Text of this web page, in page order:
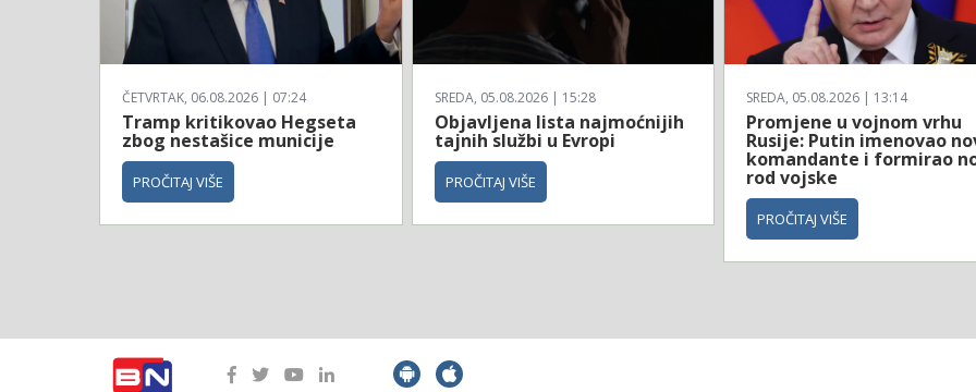
ČETVRTAK, 06.08.2026 | 07:24
Tramp kritikovao Hegseta
zbog nestašice municije
PROČITAJ VIŠE
SREDA, 05.08.2026 | 15:28
Objavljena lista najmoćnijih
tajnih službi u Evropi
PROČITAJ VIŠE
SREDA, 05.08.2026 | 13:14
Promjene u vojnom vrhu
Rusije: Putin imenovao
komandante i formirao
rod vojske
PROČITAJ VIŠE